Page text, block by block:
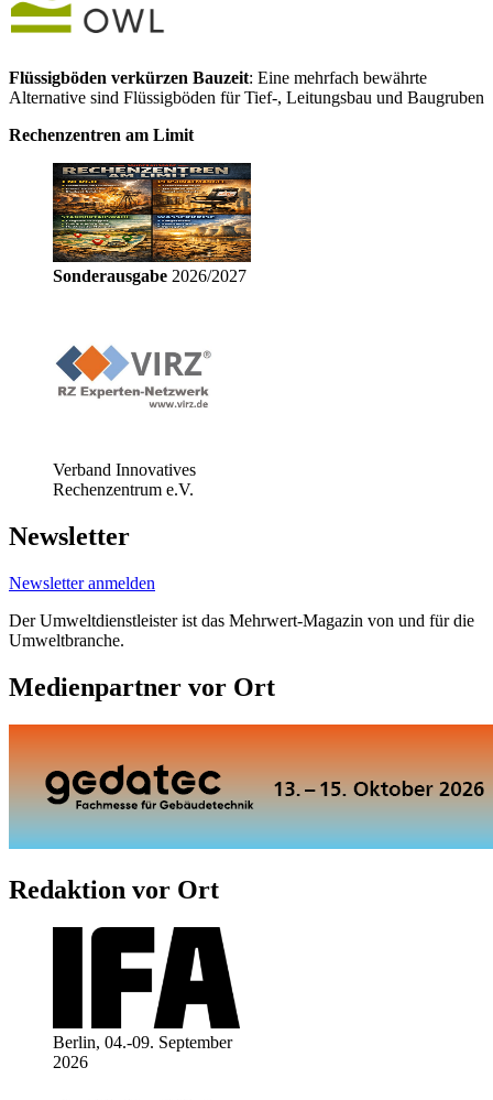
Flüssigböden verkürzen Bauzeit: Eine mehrfach bewährte
Alternative sind Flüssigböden für Tief-, Leitungsbau und Baugruben
Rechenzentren am Limit
Sonderausgabe 2026/2027
Verband Innovatives
Rechenzentrum e.V.
Newsletter
Newsletter anmelden
Der Umweltdienstleister ist das Mehrwert-Magazin von und für die
Umweltbranche.
Medienpartner vor Ort
Redaktion vor Ort
Berlin, 04.-09. September
2026